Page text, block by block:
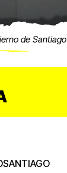
de Santiago